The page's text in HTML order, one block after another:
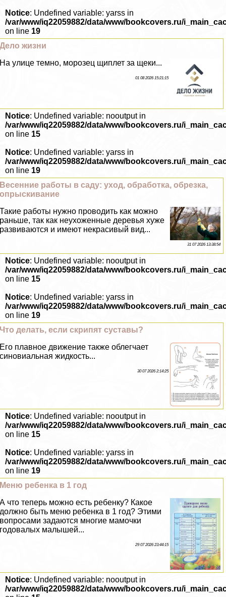
Notice: Undefined variable: yarss in
/var/www/iq22059882/data/www/bookcovers.ru/
on line 19
Дело жизни
На улице темно, морозец щиплет за щеки...
01 08 2026 15:21:15
Notice: Undefined variable: nooutput in
/var/www/iq22059882/data/www/bookcovers.ru/
on line 15
Notice: Undefined variable: yarss in
/var/www/iq22059882/data/www/bookcovers.ru/
on line 19
Весенние работы в саду: уход, обработка, обрезка,
опрыскивание
Такие работы нужно проводить как можно
раньше, так как неухоженные деревья хуже
развиваются и имеют некрасивый вид...
31 07 2026 13:38:54
Notice: Undefined variable: nooutput in
/var/www/iq22059882/data/www/bookcovers.ru/
on line 15
Notice: Undefined variable: yarss in
/var/www/iq22059882/data/www/bookcovers.ru/
on line 19
Что делать, если скрипят суставы?
Его плавное движение также облегчает
синовиальная жидкость...
30 07 2026 2:14:25
Notice: Undefined variable: nooutput in
/var/www/iq22059882/data/www/bookcovers.ru/
on line 15
Notice: Undefined variable: yarss in
/var/www/iq22059882/data/www/bookcovers.ru/
on line 19
Меню ребенка в 1 год
А что теперь можно есть ребенку? Какое
должно быть меню ребенка в 1 год? Этими
вопросами задаются многие мамочки
годовалых малышей...
29 07 2026 23:44:15
Notice: Undefined variable: nooutput in
/var/www/iq22059882/data/www/bookcovers.ru/